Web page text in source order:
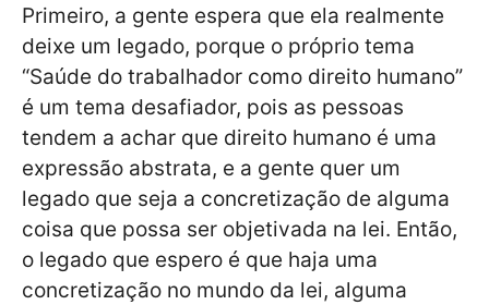
Primeiro, a gente espera que ela realmente
deixe um legado, porque o próprio tema
“Saúde do trabalhador como direito humano”
é um tema desafiador, pois as pessoas
tendem a achar que direito humano é uma
expressão abstrata, e a gente quer um
legado que seja a concretização de alguma
coisa que possa ser objetivada na lei. Então,
o legado que espero é que haja uma
concretização no mundo da lei, alguma